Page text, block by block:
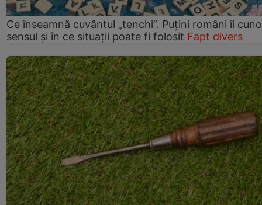
Ce înseamnă cuvântul „tenchi”. Puțini români îi
sensul și în ce situații poate fi folosit Fapt divers